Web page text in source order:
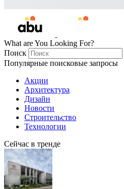
What are You Looking For?
Поиск
Популярные поисковые запросы
Акции
Архитектура
Дизайн
Новости
Строительство
Технологии
Сейчас в тренде